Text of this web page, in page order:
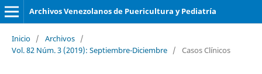
Archivos Venezolanos de Puericultura y Pediatría
Inicio / Archivos /
Vol. 82 Núm. 3 (2019): Septiembre-Diciembre / Casos Clínicos